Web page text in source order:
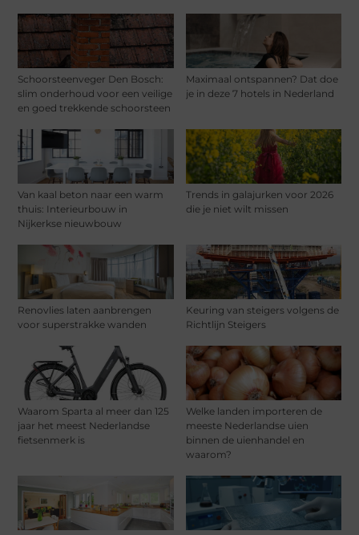
Schoorsteenveger Den Bosch:
slim onderhoud voor een veilige
en goed trekkende schoorsteen
Maximaal ontspannen? Dat doe
je in deze 7 hotels in Nederland
Van kaal beton naar een warm
thuis: Interieurbouw in
Nijkerkse nieuwbouw
Trends in galajurken voor 2026
die je niet wilt missen
Renovlies laten aanbrengen
voor superstrakke wanden
Keuring van steigers volgens de
Richtlijn Steigers
Waarom Sparta al meer dan 125
jaar het meest Nederlandse
fietsenmerk is
Welke landen importeren de
meeste Nederlandse uien
binnen de uienhandel en
waarom?